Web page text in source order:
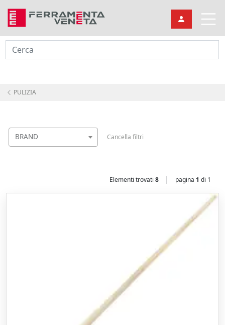
Cerca
PULIZIA
BRAND Cancella filtri
Elementi trovati 8 | pagina 1 di 1